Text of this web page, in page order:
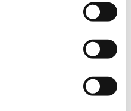
ときお互いに相手がそ
ろう。それと同じなん
と私がこうして語りあ
。自分と神との間の距
が自分の体験を充分に
が作家か詩人であった